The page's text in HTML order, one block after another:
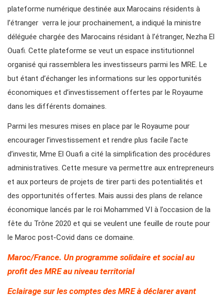
plateforme numérique destinée aux Marocains résidents à
l’étranger verra le jour prochainement, a indiqué la ministre
déléguée chargée des Marocains résidant à l’étranger, Nezha El
Ouafi. Cette plateforme se veut un espace institutionnel
organisé qui rassemblera les investisseurs parmi les MRE. Le
but étant d’échanger les informations sur les opportunités
économiques et d’investissement offertes par le Royaume
dans les différents domaines.
Parmi les mesures mises en place par le Royaume pour
encourager l’investissement et rendre plus facile l’acte
d’investir, Mme El Ouafi a cité la simplification des procédures
administratives. Cette mesure va permettre aux entrepreneurs
et aux porteurs de projets de tirer parti des potentialités et
des opportunités offertes. Mais aussi des plans de relance
économique lancés par le roi Mohammed VI à l’occasion de la
fête du Trône 2020 et qui se veulent une feuille de route pour
le Maroc post-Covid dans ce domaine.
Maroc/France. Un programme solidaire et social au
profit des MRE au niveau territorial
Eclairage sur les comptes des MRE à déclarer avant